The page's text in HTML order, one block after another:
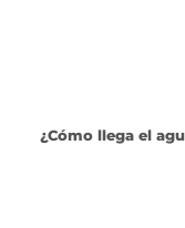
¿Cómo llega el